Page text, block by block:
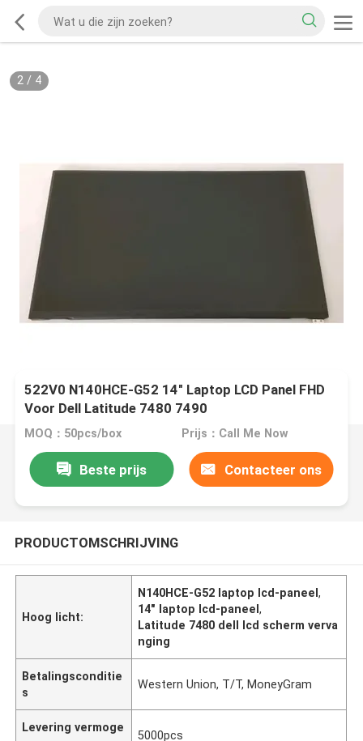
2/ 4
522V0 N140HCE-G52 14" Laptop LCD Panel FHD
Voor Dell Latitude 7480 7490
MOQ：50pcs/box Prijs：Call Me Now
Beste prijs Contacteer ons
PRODUCTOMSCHRIJVING
Hoog licht:
N140HCE-G52 laptop lcd-paneel,
14" laptop lcd-paneel,
Latitude 7480 dell lcd scherm verva
nging
Betalingsconditie
s
Western Union, T/T, MoneyGram
Levering vermoge
5000pcs